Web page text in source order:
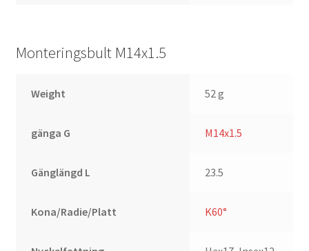
Monteringsbult M14x1.5
Weight 52 g
gänga G M14x1.5
Gänglängd L 23.5
Kona/Radie/Platt K60°